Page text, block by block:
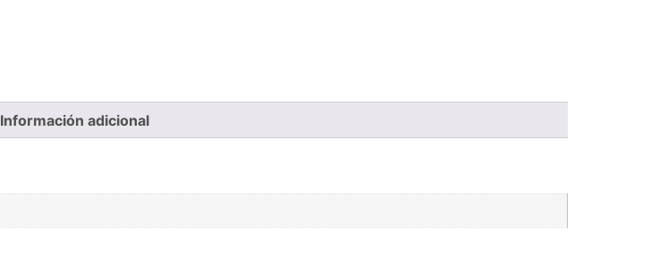
Información adicional